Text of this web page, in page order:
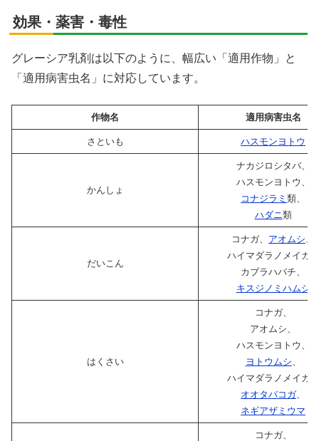
効果・薬害・毒性
グレーシア乳剤は以下のように、幅広い「適用作物」と
「適用病害虫名」に対応しています。
作物名 適用病害虫名
さといも ハスモンヨトウ
かんしょ
ナカジロシタバ、
ハスモンヨトウ、
コナジラミ 類、
ハダニ 類
だいこん
コナガ、 アオムシ
ハイマダラノメイガ、
カブラハバチ、
キスジノミハムシ
はくさい
コナガ、
アオムシ、
ハスモンヨトウ、
ヨトウムシ
ハイマダラノメイガ、
オオタバコガ、
ネギアザミウマ
コナガ、